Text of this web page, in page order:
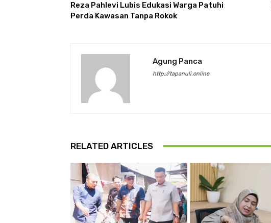
Reza Pahlevi Lubis Edukasi Warga Patuhi
Perda Kawasan Tanpa Rokok
Agung Panca
http://tapanuli.online
RELATED ARTICLES